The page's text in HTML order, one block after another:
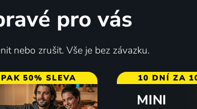
pro vás
nebo zrušit. Vše je bez závazku.
50% SLEVA 10 DNÍ ZA
MINI